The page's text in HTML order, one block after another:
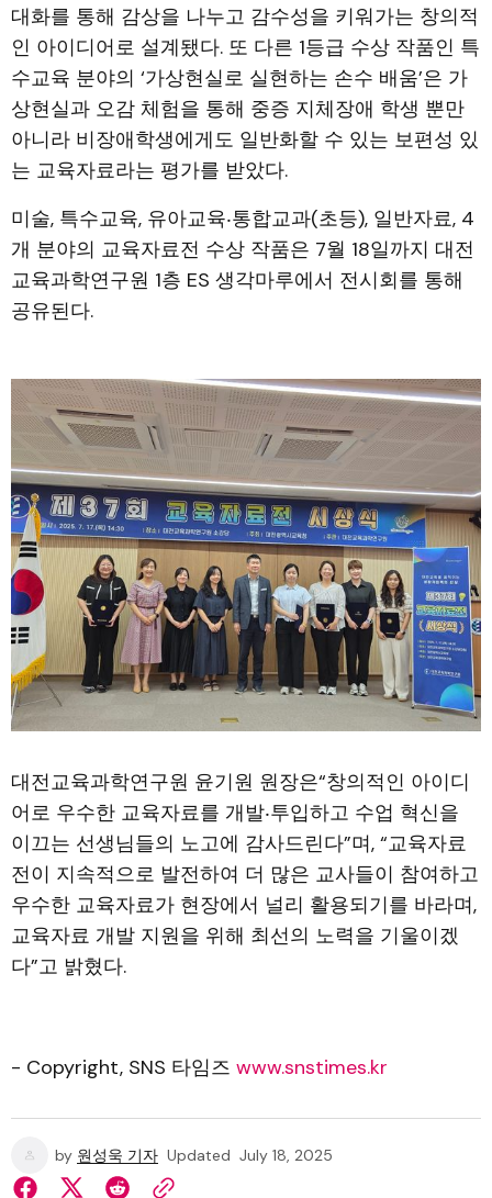
대화를 통해 감상을 나누고 감수성을 키워가는 창의적
인 아이디어로 설계됐다. 또 다른 1등급 수상 작품인 특
수교육 분야의 ‘가상현실로 실현하는 손수 배움’은 가
상현실과 오감 체험을 통해 중증 지체장애 학생 뿐만
아니라 비장애학생에게도 일반화할 수 있는 보편성 있
는 교육자료라는 평가를 받았다.
미술, 특수교육, 유아교육‧통합교과(초등), 일반자료, 4
개 분야의 교육자료전 수상 작품은 7월 18일까지 대전
교육과학연구원 1층 ES 생각마루에서 전시회를 통해
공유된다.
대전교육과학연구원 윤기원 원장은“창의적인 아이디
어로 우수한 교육자료를 개발‧투입하고 수업 혁신을
이끄는 선생님들의 노고에 감사드린다”며, “교육자료
전이 지속적으로 발전하여 더 많은 교사들이 참여하고
우수한 교육자료가 현장에서 널리 활용되기를 바라며,
교육자료 개발 지원을 위해 최선의 노력을 기울이겠
다”고 밝혔다.
- Copyright, SNS 타임즈 www.snstimes.kr
by 원성욱 기자 Updated July 18, 2025